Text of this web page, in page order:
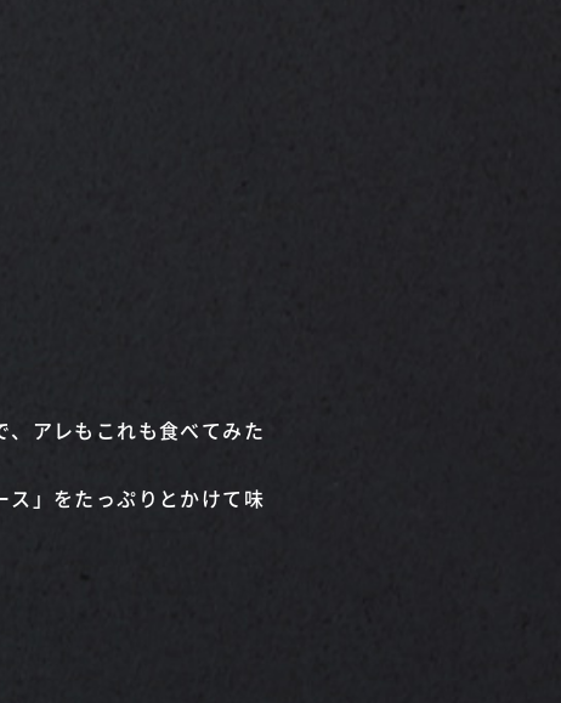
アレもこれも食べてみた
」をたっぷりとかけて味